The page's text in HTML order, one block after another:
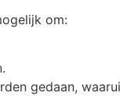
om:
gedaan,